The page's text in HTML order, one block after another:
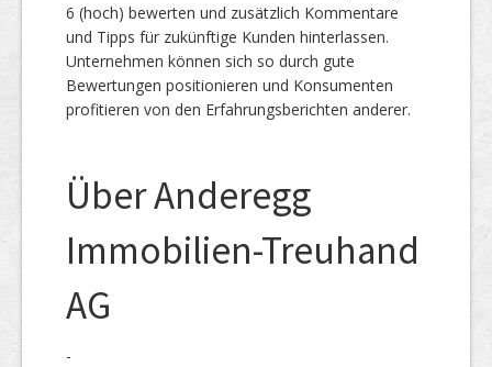
6 (hoch) bewerten und zusätzlich Kommentare
und Tipps für zukünftige Kunden hinterlassen.
Unternehmen können sich so durch gute
Bewertungen positionieren und Konsumenten
profitieren von den Erfahrungsberichten anderer.
Über Anderegg
Immobilien-Treuhand
AG
-